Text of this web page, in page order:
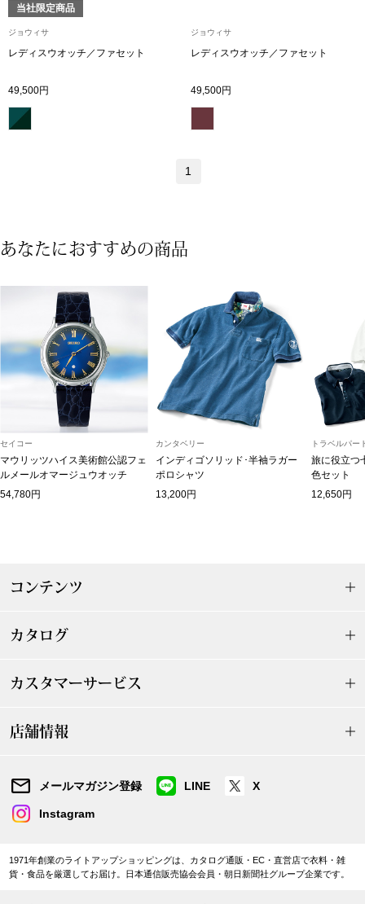
ランド
すべて見る
ス
和装小物
その他
おすすめブラ
ヘリーハンセン
カンタベリー
【特集】
当社限定商品
ジョウィサ
レディスウオッチ／ファセット
49,500円
ジョウィサ
レディスウオッチ／ファセット
49,500円
1
あなたにおすすめの商品
セイコー
マウリッツハイス美術館公認フェ
ルメールオマージュウオッチ
54,780円
カンタベリー
インディゴソリッド･半袖ラガー
ポロシャツ
13,200円
トラベルパー
旅に役立つ
色セット
12,650円
コンテンツ
カタログ
カスタマーサービス
店舗情報
メールマガジン登録 LINE X
Instagram
1971年創業のライトアップショッピングは、カタログ通販・EC・直営店で衣料・雑
貨・食品を厳選してお届け。日本通信販売協会会員・朝日新聞社グループ企業です。